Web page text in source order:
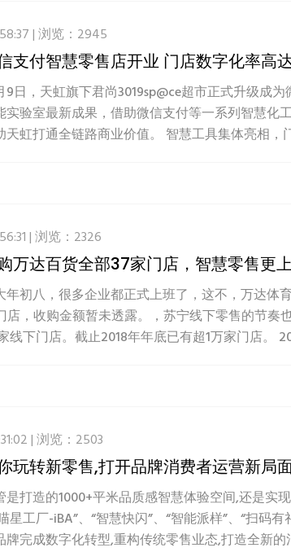
| 浏览：2945
支付智慧零售店开业 门店数字化率高
9日，天虹旗下君尚3019sp@ce超市正式升级
实验室最新成果，借助微信支付等一系列智慧
天虹打通全链路商业价值。 智慧工具集体亮相
| 浏览：2326
万达百货全部37家门店，智慧零售更
年初八，很多企业都正式上班了，这不，万达
店，收购金额暂未透露。，苏宁线下零售的节奏
线下门店。截止2018年年底已有超1万家门店。
| 浏览：2503
玩转新零售,打开品牌消费者运营新局
打造的1000+平米品质感智慧体验空间,还是实
星工厂-iBA”、“智慧快闪”、“智能派样”、“扫
完成数字化转型,重构传统零售业态,打造全新的